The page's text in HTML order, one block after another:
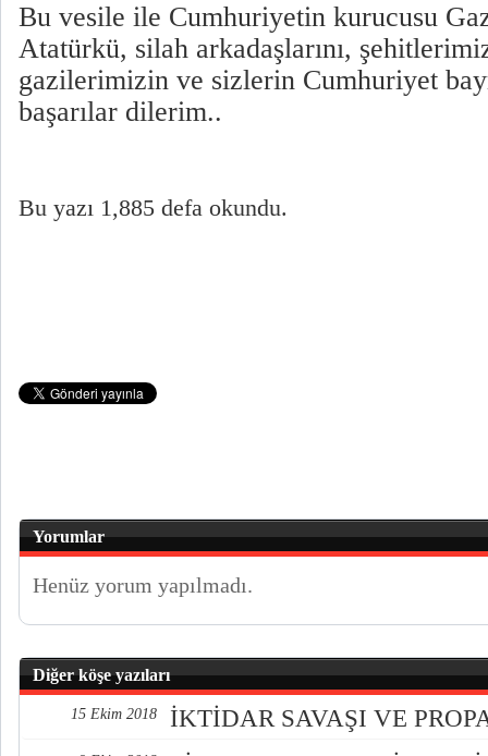
Bu vesile ile Cumhuriyetin kurucusu
Atatürkü, silah arkadaşlarını,
gazilerimizin ve sizlerin Cumhuriyet
başarılar dilerim..
Bu yazı 1,885 defa okundu.
Yorumlar
Henüz yorum yapılmadı.
Diğer köşe yazıları
15 Ekim 2018 İKTİDAR SAVAŞI VE